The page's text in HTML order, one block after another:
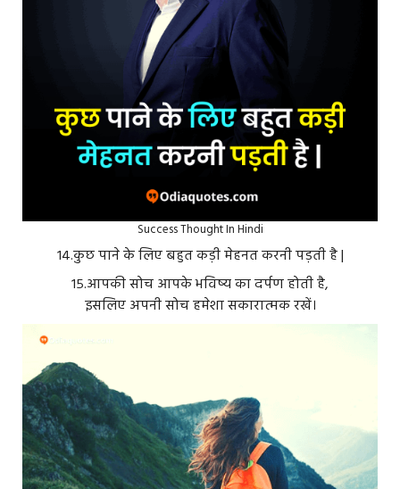
Success Thought In Hindi
१४.कुछ पाने के लिए बहुत कड़ी मेहनत करनी पड़ती है |
१५.आपकी सोच आपके भविष्य का दर्पण होती है,
इसलिए अपनी सोच हमेशा सकारात्मक रखें।